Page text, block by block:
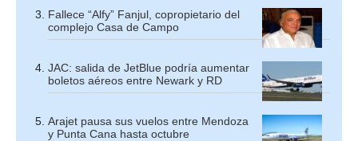
Fallece “Alfy” Fanjul, copropietario del
complejo Casa de Campo
JAC: salida de JetBlue podría aumentar
boletos aéreos entre Newark y RD
Arajet pausa sus vuelos entre Mendoza
y Punta Cana hasta octubre